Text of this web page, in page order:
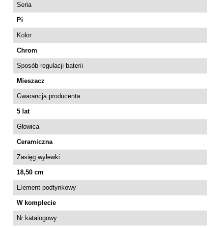
Seria
Pi
Kolor
Chrom
Sposób regulacji baterii
Mieszacz
Gwarancja producenta
5 lat
Głowica
Ceramiczna
Zasięg wylewki
18,50 cm
Element podtynkowy
W komplecie
Nr katalogowy